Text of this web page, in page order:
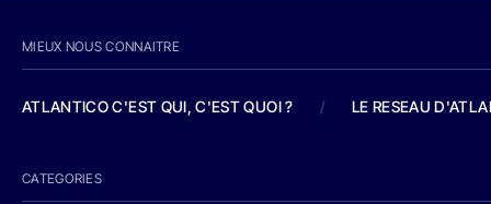
MIEUX NOUS CONNAITRE
ATLANTICO C'EST QUI, C'EST QUOI ? / LE RESEAU
CATEGORIES